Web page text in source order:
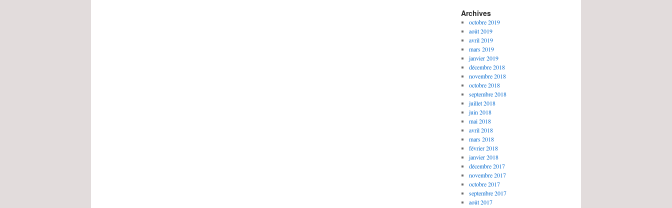
Archives
octobre 2019
août 2019
avril 2019
mars 2019
janvier 2019
décembre 2018
novembre 2018
octobre 2018
septembre 2018
juillet 2018
juin 2018
mai 2018
avril 2018
mars 2018
février 2018
janvier 2018
décembre 2017
novembre 2017
octobre 2017
septembre 2017
août 2017